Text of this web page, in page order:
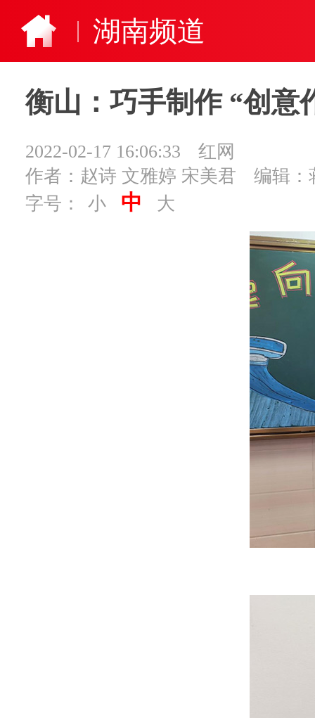
湖南频道
衡山：巧手制作 “创意
2022-02-17 16:06:33
红网
作者：赵诗 文雅婷 宋美君
编辑：
字号：
小 中 大